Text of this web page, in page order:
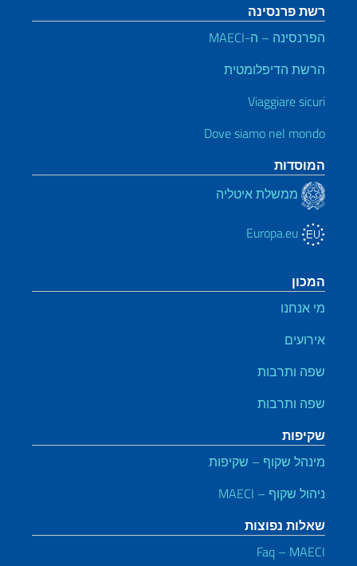
רשת פרנסינה
הפרנסינה – ה-MAECI
הרשת הדיפלומטית
Viaggiare sicuri
Dove siamo nel mondo
המוסדות
ממשלת איטליה
המכון
מי אנחנו
אירועים
שפה ותרבות
שפה ותרבות
שקיפות
מינהל שקוף – שקיפות
ניהול שקוף – MAECI
שאלות נפוצות
Faq – MAECI